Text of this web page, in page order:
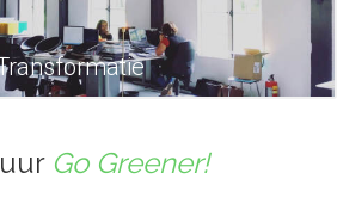
Go Greener!